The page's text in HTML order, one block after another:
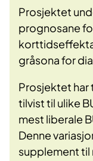
Prosjektet
prognosane
gråsona for
Prosjektet har
tilvist til ulike
mest liberale
Denne
supplement